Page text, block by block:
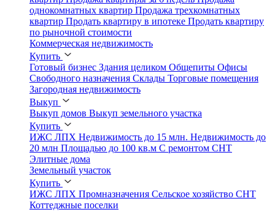
однокомнатных квартир Продажа трехкомнатных
квартир Продать квартиру в ипотеке Продать квартиру
по рыночной стоимости
Коммерческая недвижимость
Купить
Готовый бизнес Здания целиком Общепиты Офисы
Свободного назначения Склады Торговые помещения
Загородная недвижимость
Выкуп
Выкуп домов Выкуп земельного участка
Купить
ИЖС ЛПХ Недвижимость до 15 млн. Недвижимость до
20 млн Площадью до 100 кв.м С ремонтом СНТ
Элитные дома
Земельный участок
Купить
ИЖС ЛПХ Промназначения Сельское хозяйство СНТ
Коттеджные поселки